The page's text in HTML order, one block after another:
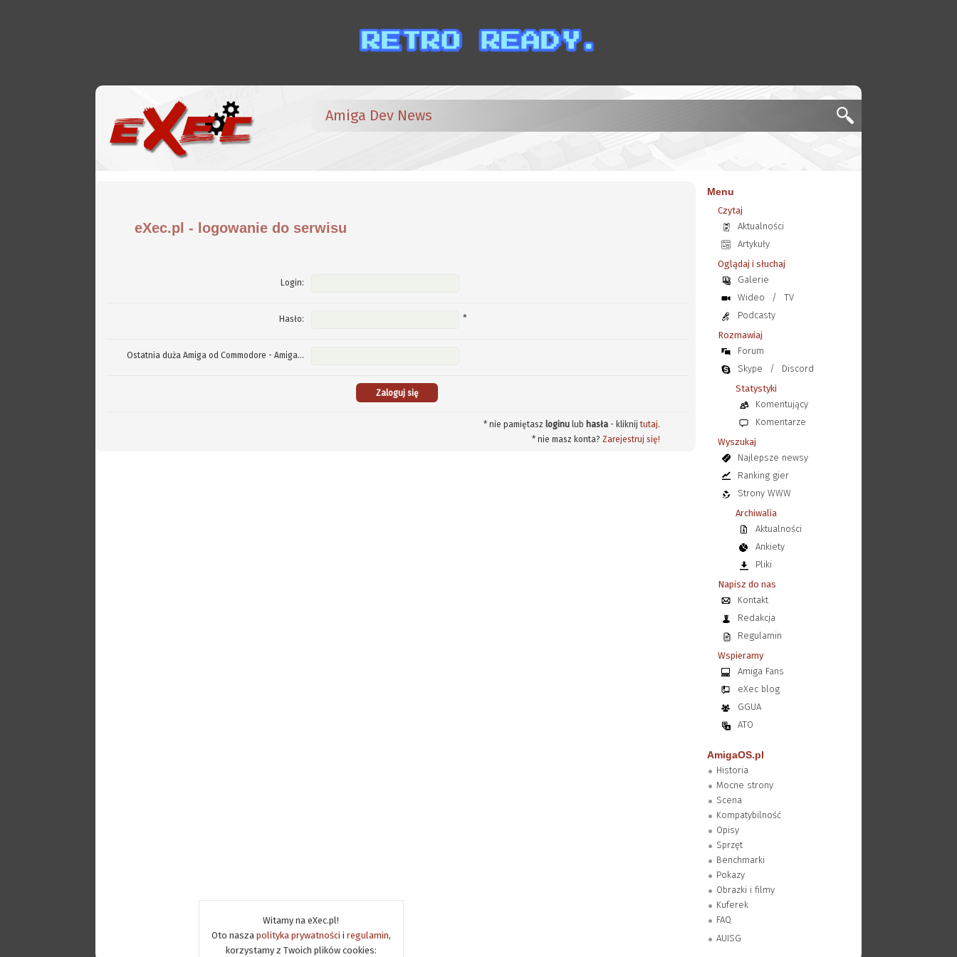
Witamy na eXec.pl!
Oto nasza polityka prywatności i regulamin,
korzystamy z Twoich plików cookies:
Amiga Dev News
eXec.pl - logowanie do serwisu
Login:
Hasło: *
Ostatnia duża Amiga od Commodore - Amiga...
* nie pamiętasz loginulub hasła- kliknijtutaj.
* nie masz konta? Zarejestruj się!
Menu
Czytaj
Aktualności
Artykuły
Oglądaj i słuchaj
Galerie
Wideo
/
TV
Podcasty
Rozmawiaj
Forum
Skype
/
Discord
Statystyki
Komentujący
Komentarze
Wyszukaj
Najlepsze newsy
Ranking gier
Strony WWW
Archiwalia
Aktualności
Ankiety
Pliki
Napisz do nas
Kontakt
Redakcja
Regulamin
Wspieramy
Amiga Fans
eXec blog
GGUA
ATO
AmigaOS.pl
Historia
Mocne strony
Scena
Kompatybilność
Opisy
Sprzęt
Benchmarki
Pokazy
Obrazki i filmy
Kuferek
FAQ
AUISG